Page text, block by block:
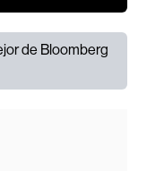
de Bloomberg